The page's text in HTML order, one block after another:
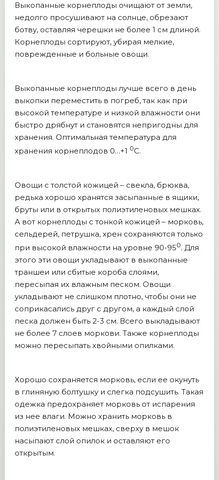
Выкопанные корнеплоды очищают от земли,
недолго просушивают на солнце, обрезают
ботву, оставляя черешки не более 1 см длиной.
Корнеплоды сортируют, убирая мелкие,
поврежденные и больные овощи.
Выкопанные корнеплоды лучше всего в день
выкопки переместить в погреб, так как при
высокой температуре и низкой влажности они
быстро дрябнут и становятся непригодны для
хранения. Оптимальная температура для
хранения корнеплодов 0…+1 0С.
Овощи с толстой кожицей – свекла, брюква,
редька хорошо хранятся засыпанные в ящики,
бруты или в открытых полиэтиленовых мешках.
А вот корнеплоды с тонкой кожицей – морковь,
сельдерей, петрушка, хрен сохраняются только
при высокой влажности на уровне 90-950. Для
этого эти овощи укладывают в выкопанные
траншеи или сбитые короба слоями,
пересыпая их влажным песком. Овощи
укладывают не слишком плотно, чтобы они не
соприкасались друг с другом, а каждый слой
песка должен быть 2-3 см. Всего выкладывают
не более 7 слоев моркови. Также корнеплоды
можно пересыпать хвойными опилками.
Хорошо сохраняется морковь, если ее окунуть
в глиняную болтушку и слегка подсушить. Такая
одежка предохраняет морковь от испарения
из нее влаги. Можно хранить морковь в
полиэтиленовых мешках, сверху в мешок
насыпают слой опилок и оставляют его
открытым.